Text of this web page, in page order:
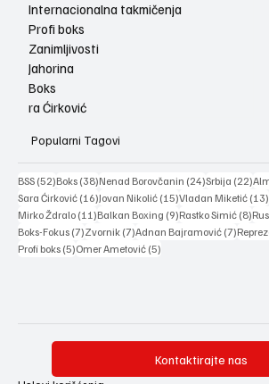
Internacionalna takmičenja
Profi boks
Zanimljivosti
Jahorina
Boks
ra Ćirković
Popularni Tagovi
BSS (52)52 posts
Boks (38)38 posts
Nenad Borovčanin (24)24 posts
Srbija (22)22
Sara Ćirković (16)16 posts
Jovan Nikolić (15)15 posts
Vladan Miketić (13)
Mirko Ždralo (11)11 posts
Balkan Boxing (9)9 posts
Rastko Simić (8)8
Boks-Fokus (7)7 posts
Zvornik (7)7 posts
Adnan Bajramović (7)7 posts
Profi boks (5)5 posts
Omer Ametović (5)
Kontaktirajte nas